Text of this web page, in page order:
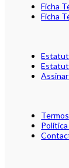
Ficha
Ficha